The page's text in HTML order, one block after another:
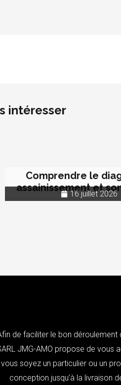
intéresser
Comprendre le
assainissement et
16 juillet 2026
de faciliter le bon déroulement
JMG-AMO propose de vous
vous soyez un particulier ou un
conception jusqu’à la livraison